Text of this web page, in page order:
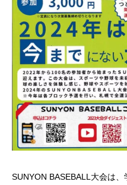
SUNYON BASEBALL大会は